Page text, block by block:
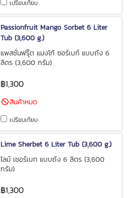
เปรียบเทียบ
Passionfruit Mango Sorbet 6 Liter
Tub (3,600 g.)
แพสชั่นฟรุ๊ต แมงโก้ ซอร์เบท์ แบบถัง 6
ลิตร (3,600 กรัม)
฿1,300
สินค้าหมด
เปรียบเทียบ
Lime Sherbet 6 Liter Tub (3,600 g.)
ไลม์ เชอร์เบท แบบถัง 6 ลิตร (3,600
กรัม)
฿1,300